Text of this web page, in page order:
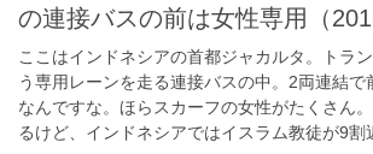
の連接バスの前は女性専用（
ここはインドネシアの首都ジャカルタ。トラ
う専用レーンを走る連接バスの中。2両連結で
なんですな。ほらスカーフの女性がたくさん
るけど、インドネシアではイスラム教徒が9